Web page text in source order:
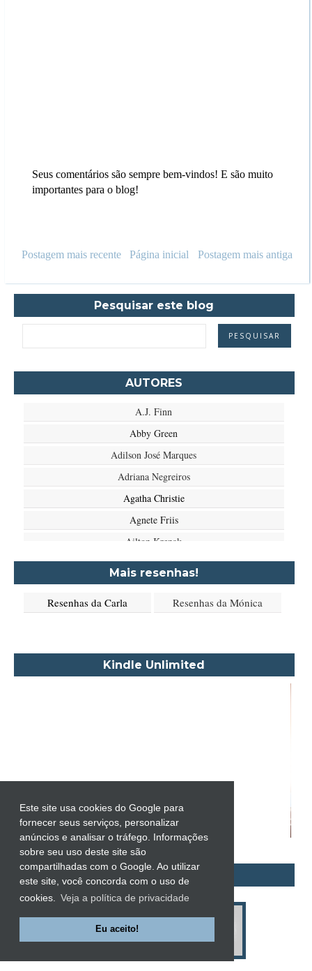
Este site usa cookies do Google para
fornecer seus serviços, personalizar
anúncios e analisar o tráfego. Informações
sobre seu uso deste site são
compartilhadas com o Google. Ao utilizar
este site, você concorda com o uso de
cookies.
Veja a política de privacidade
Eu aceito!
Seus comentários são sempre bem-vindos! E são muito
importantes para o blog!
Postagem mais recente Postagem mais antiga
Página inicial
Pesquisar este blog
AUTORES
A.J. Finn
Abby Green
Adilson José Marques
Adriana Negreiros
Agatha Christie
Agnete Friis
Ailton Krenak
Aimée de Jongh
Aione Simões
Alexandre Dumas Filho
Amanda Lovelace
Ana Maria Machado
André Aciman
Angela Marsons
Anne Frank
Anne Hampson
Mais resenhas!
Resenhas da Carla Resenhas da Mónica
Kindle Unlimited
Populares